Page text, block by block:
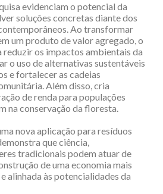
evidenciam o potencial da
soluções concretas diante dos
Ao transformar
um produto de valor agregado, o
os impactos ambientais da
o uso de alternativas sustentáveis
e fortalecer as cadeias
Além disso, cria
de renda para populações
na conservação da floresta.
nova aplicação para resíduos
que ciência,
tradicionais podem atuar de
de uma economia mais
alinhada às potencialidades da